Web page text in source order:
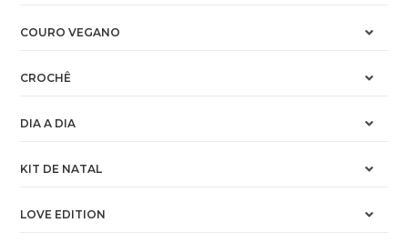
COURO VEGANO
CROCHÊ
DIA A DIA
KIT DE NATAL
LOVE EDITION